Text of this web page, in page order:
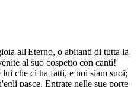
all'Eterno, o abitanti di tutta la
al suo cospetto con canti!
che ci ha fatti, e noi siam suoi;
pasce. Entrate nelle sue porte